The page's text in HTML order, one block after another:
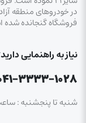
در خودروهای منطقه
فروشگاه گنجانده
نیاز به راهنمایی
۰۴۱-۳۳۳۳-
شنبه تا پنجشنبه : ساعت ۹